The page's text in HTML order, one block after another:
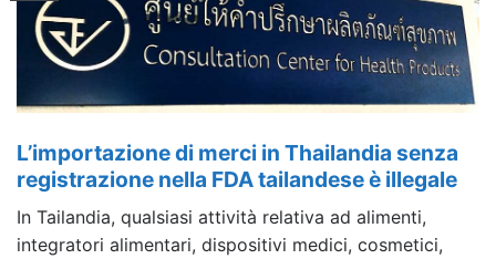
L’importazione di merci in Thailandia senza
registrazione nella FDA tailandese è illegale
In Tailandia, qualsiasi attività relativa ad alimenti,
integratori alimentari, dispositivi medici, cosmetici,